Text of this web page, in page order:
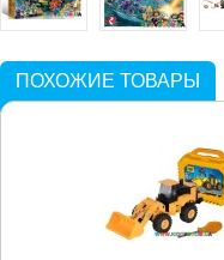
ПОХОЖИЕ ТОВАРЫ